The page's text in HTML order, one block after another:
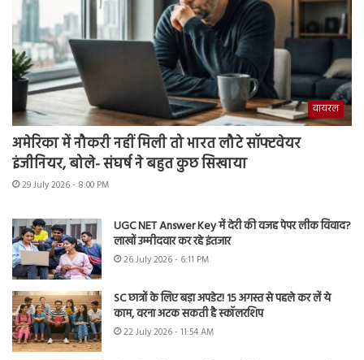
वायरल
अमेरिका में नौकरी नहीं मिली तो भारत लौटे सॉफ्टवेयर
इंजीनियर, बोले- संघर्ष ने बहुत कुछ सिखाया
29 July 2026 - 8:00 PM
UGC NET Answer Key में देरी की वजह पेपर लीक विवाद?
लाखों उम्मीदवार कर रहे इंतजार
26 July 2026 - 6:11 PM
SC छात्रों के लिए बड़ा अपडेट! 15 अगस्त से पहले कर लें ये
काम, वरना अटक सकती है स्कॉलरशिप
22 July 2026 - 11:54 AM